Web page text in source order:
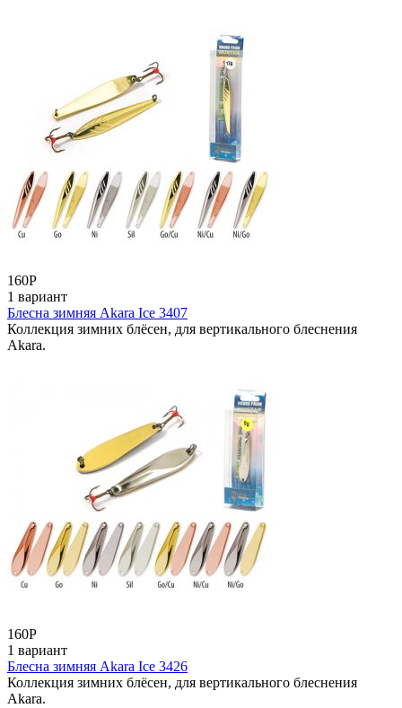
160Р
1 вариант
Блесна зимняя Akara Ice 3407
Коллекция зимних блёсен, для вертикального блеснения
Akara.
160Р
1 вариант
Блесна зимняя Akara Ice 3426
Коллекция зимних блёсен, для вертикального блеснения
Akara.